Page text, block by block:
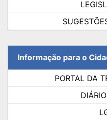
Informação para o
PORTAL DA